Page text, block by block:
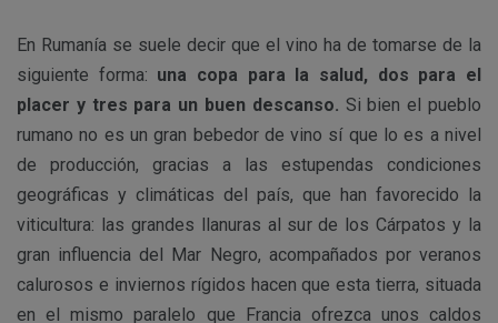
En Rumanía se suele decir que el vino ha de tomarse de la
siguiente forma: una copa para la salud, dos para el
placer y tres para un buen descanso. Si bien el pueblo
rumano no es un gran bebedor de vino sí que lo es a nivel
de producción, gracias a las estupendas condiciones
geográficas y climáticas del país, que han favorecido la
viticultura: las grandes llanuras al sur de los Cárpatos y la
gran influencia del Mar Negro, acompañados por veranos
calurosos e inviernos rígidos hacen que esta tierra, situada
en el mismo paralelo que Francia ofrezca unos caldos